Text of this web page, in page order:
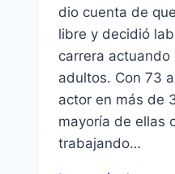
dio cuenta de
libre y decidió
carrera actuando
adultos. Con 73
actor en más de
mayoría de ellas
trabajando…